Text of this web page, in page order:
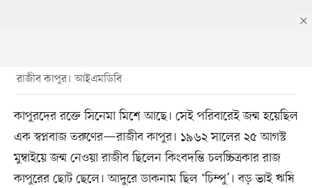
রাজীব কাপুর। আইএমডিবি
কাপুরদের রক্তে সিনেমা মিশে আছে। সেই পরিবারেই জন্ম হয়েছিল
এক স্বপ্নবাজ তরুণের—রাজীব কাপুর। ১৯৬২ সালের ২৫ আগস্ট
মুম্বাইয়ে জন্ম নেওয়া রাজীব ছিলেন কিংবদন্তি চলচ্চিত্রকার রাজ
কাপুরের ছোট ছেলে। আদুরে ডাকনাম ছিল ‘চিম্পু’। বড় ভাই ঋষি